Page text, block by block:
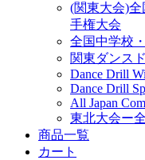
(関東大会)
手権大会
全国中学校
関東ダンス
Dance Drill
Dance Drill
All Japan
東北大会ー
商品一覧
カート